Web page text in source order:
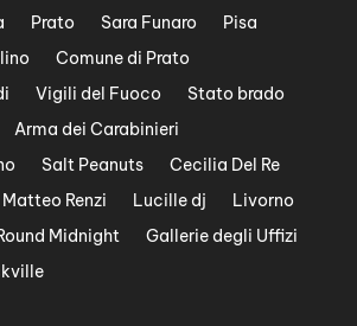
Prato Sara Funaro
Pisa
Comune di Prato
Vigili del Fuoco
Stato brado
Arma dei Carabinieri
Salt Peanuts
Cecilia Del Re
Matteo Renzi Lucille dj
Livorno
Midnight
Gallerie degli Uffizi